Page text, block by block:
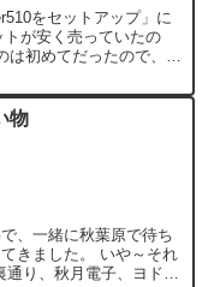
をセットアップ」に
が安く売っていたの
初めてだったので、ペ
物
、一緒に秋葉原で待ち
きました。 いや～それ
り、秋月電子、ヨドバ